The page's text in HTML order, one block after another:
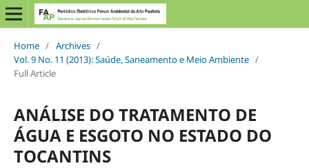
Home / Archives /
Vol. 9 No. 11 (2013): Saúde, Saneamento e Meio Ambiente /
Full Article
ANÁLISE DO TRATAMENTO DE
ÁGUA E ESGOTO NO ESTADO DO
TOCANTINS